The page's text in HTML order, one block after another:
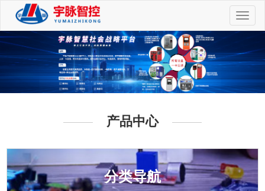
切
换
航
产品中心
分类导航